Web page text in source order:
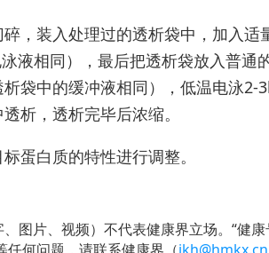
，装入处理过的透析袋中，加入适
液相同），最后把透析袋放入普通
袋中的缓冲液相同），低温电泳2-
析，透析完毕后浓缩。
蛋白质的特性进行调整。
图片、视频）不代表健康界立场。“健康